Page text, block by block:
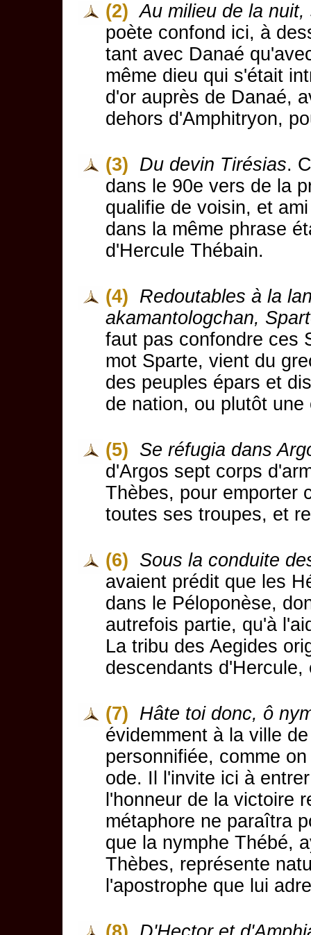
(2) Au milieu de la
poète confond ici, à
tant avec Danaé
même dieu qui s'était
d'or auprès de Danaé,
dehors d'Amphitryon,
(3) Du devin Tirésias.
dans le 90e vers de la
qualifie de voisin, et
dans la même phrase
d'Hercule Thébain.
(4) Redoutables à la
akamantologchan,
faut pas confondre ces
mot Sparte, vient du
des peuples épars et
de nation, ou plutôt une
(5) Se réfugia dans
d'Argos sept corps
Thèbes, pour emporter
toutes ses troupes, et
(6) Sous la conduite
avaient prédit que les
dans le Péloponèse,
autrefois partie, qu'à
La tribu des Aegides
descendants
(7) Hâte toi donc, ô
évidemment à la ville
personnifiée, comme
ode. Il l'invite ici à
l'honneur de la victoire
métaphore ne paraîtra
que la nymphe Thébé,
Thèbes, représente
l'apostrophe que lui